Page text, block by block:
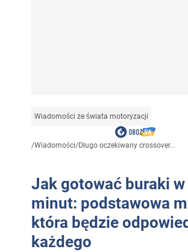
Wiadomości ze świata motoryzacji
/Wiadomości/Długo oczekiwany crossover...
Jak gotować buraki w
minut: podstawowa
która będzie
każdego